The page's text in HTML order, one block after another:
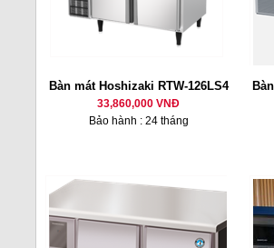
Bàn mát Hoshizaki RTW-126LS4
33,860,000 VNĐ
Bảo hành : 24 tháng